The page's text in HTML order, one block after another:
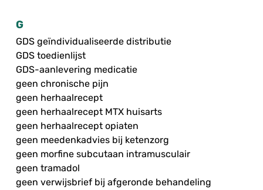
G
GDS geïndividualiseerde distributie
GDS toedienlijst
GDS-aanlevering medicatie
geen chronische pijn
geen herhaalrecept
geen herhaalrecept MTX huisarts
geen herhaalrecept opiaten
geen meedenkadvies bij ketenzorg
geen morfine subcutaan intramusculair
geen tramadol
geen verwijsbrief bij afgeronde behandeling